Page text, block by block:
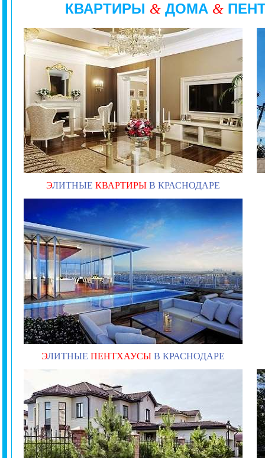
КВАРТИРЫ & ДОМА &
ЭЛИТНЫЕ КВАРТИРЫ В КРАСНОДАРЕ
ЭЛИТНЫЕ ПЕНТХАУСЫ В КРАСНОДАРЕ